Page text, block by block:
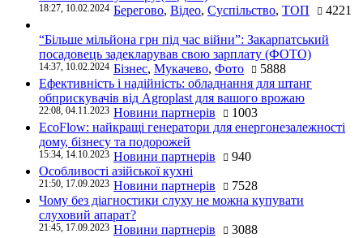
18:27, 10.02.2024 Берегово, Відео, Суспільство, ТОП 4221
“Більше мільйона грн під час війни”: Закарпатський
посадовець задекларував свою зарплату (ФОТО)
14:37, 10.02.2024 Бізнес, Мукачево, Фото
5888
Ефективність і надійність: обладнання для штанг
обприскувачів від Agroplast для вашого врожаю
22:08, 04.11.2023 Новини партнерів
1003
EcoFlow: найкращі генератори для енергонезалежності
дому, бізнесу та подорожей
15:34, 14.10.2023 Новини партнерів
940
Особливості азійської кухні
21:50, 17.09.2023 Новини партнерів
7528
Чому без діагностики слуху не можна купувати
слуховий апарат?
21:45, 17.09.2023 Новини партнерів 3088